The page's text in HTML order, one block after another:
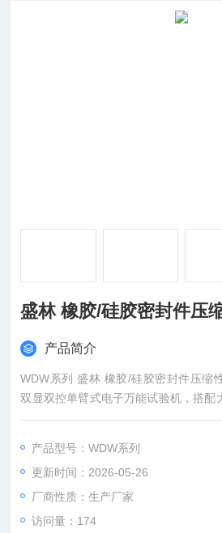
盛林 橡胶/硅胶密封件压
产品简介
WDW系列 盛林 橡胶/硅胶密封件压缩
双显双控单臂式电子万能试验机，搭配
各类材料的压缩类力学试验提供标准化
产品型号：WDW系列
更新时间：2026-05-26
厂商性质：生产厂家
访问量：174